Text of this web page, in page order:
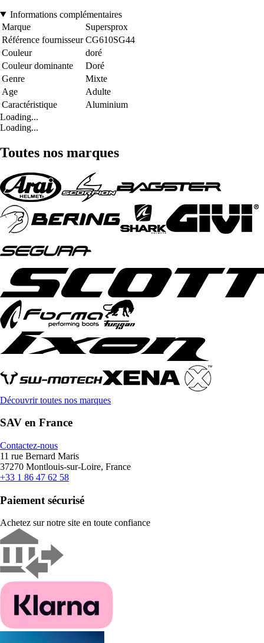
Informations complémentaires
Marque
Supersprox
Référence fournisseur CG610SG44
Couleur
doré
Couleur dominante
Doré
Genre
Mixte
Age
Adulte
Caractéristique
Aluminium
Loading...
Loading...
Toutes nos marques
Découvrir toutes nos marques
SAV en France
Contactez-nous
11 rue Bernard Maris
37270 Montlouis-sur-Loire, France
+33 1 86 47 62 58
Paiement sécurisé
Achetez sur notre site en toute confiance